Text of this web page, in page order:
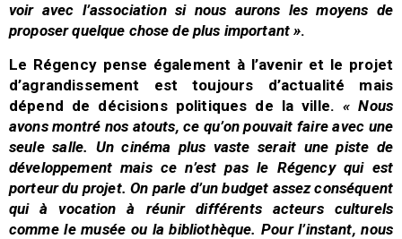
voir avec l’association si nous aurons les moyens de
proposer quelque chose de plus important ».
Le Régency pense également à l’avenir et le projet
d’agrandissement est toujours d’actualité mais
dépend de décisions politiques de la ville.« Nous
avons montré nos atouts, ce qu’on pouvait faire avec une
seule salle. Un cinéma plus vaste serait une piste de
développement mais ce n’est pas le Régency qui est
porteur du projet. On parle d’un budget assez conséquent
qui à vocation à réunir différents acteurs culturels
comme le musée ou la bibliothèque. Pour l’instant, nous